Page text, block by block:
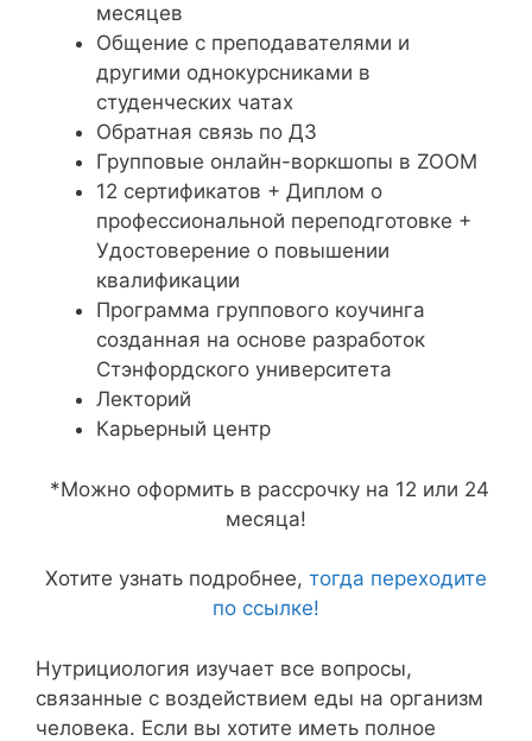
месяцев
Общение с преподавателями и
другими однокурсниками в
студенческих чатах
Обратная связь по ДЗ
Групповые онлайн-воркшопы в ZOOM
12 сертификатов + Диплом о
профессиональной переподготовке +
Удостоверение о повышении
квалификации
Программа группового коучинга
созданная на основе разработок
Стэнфордского университета
Лекторий
Карьерный центр
*Можно оформить в рассрочку на 12 или 24
месяца!
Хотите узнать подробнее, тогда переходите
по ссылке!
Нутрициология изучает все вопросы,
связанные с воздействием еды на организм
человека. Если вы хотите иметь полное